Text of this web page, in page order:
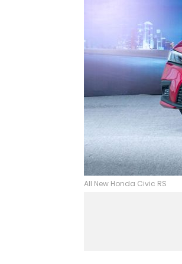
All New Honda Civic RS